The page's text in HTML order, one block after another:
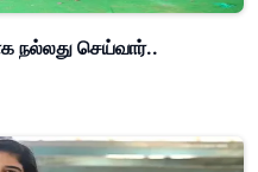
நல்லது செய்வார்..